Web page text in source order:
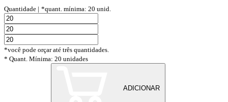
Quantidade | *quant. mínima: 20 unid.
*você pode orçar até três quantidades.
* Quant. Mínima: 20 unidades
ADICIONAR